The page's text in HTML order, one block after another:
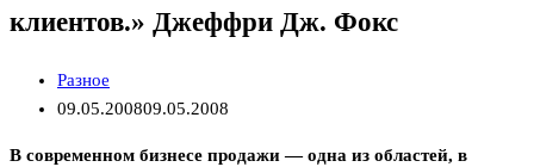
клиентов.» Джеффри Дж. Фокс
Разное
09.05.200809.05.2008
В современном бизнесе продажи — одна из областей, в